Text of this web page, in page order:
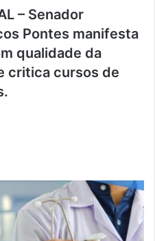
– Senador
Pontes manifesta
qualidade da
critica cursos de